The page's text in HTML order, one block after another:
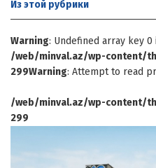
Из этой рубрики
Warning: Undefined array key 0
/web/minval.az/wp-content/
299Warning: Attempt to read
/web/minval.az/wp-content/
299